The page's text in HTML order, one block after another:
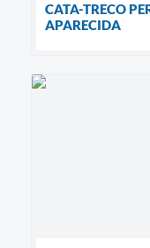
CATA-TRECO
APARECIDA